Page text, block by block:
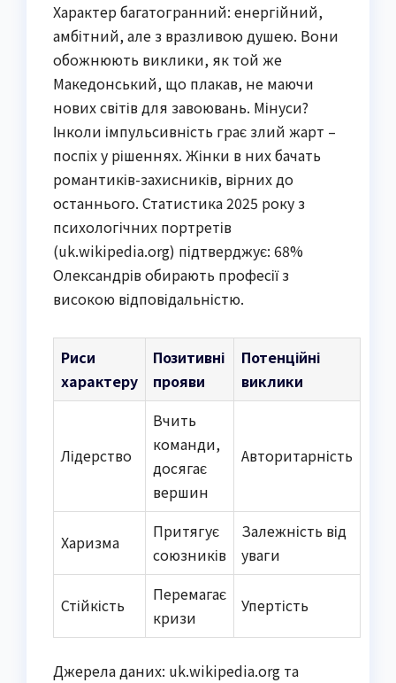
Характер багатогранний: енергійний,
амбітний, але з вразливою душею. Вони
обожнюють виклики, як той же
Македонський, що плакав, не маючи
нових світів для завоювань. Мінуси?
Інколи імпульсивність грає злий жарт –
поспіх у рішеннях. Жінки в них бачать
романтиків-захисників, вірних до
останнього. Статистика 2025 року з
психологічних портретів
(uk.wikipedia.org) підтверджує: 68%
Олександрів обирають професії з
високою відповідальністю.
Риси
характеру
Позитивні
прояви
Потенційні
виклики
Лідерство
Вчить
команди,
досягає
вершин
Авторитарність
Харизма
Притягує
союзників
Залежність від
уваги
Стійкість
Перемагає
кризи
Упертість
Джерела даних: uk.wikipedia.org та